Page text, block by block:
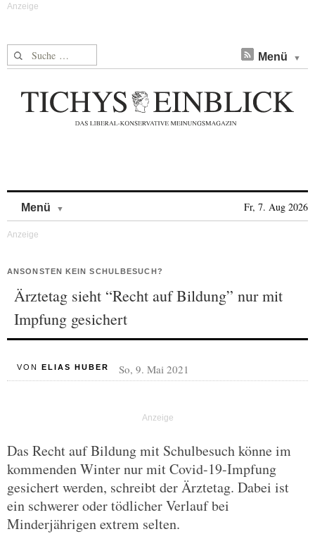
Suche nach: Menü
Menü Fr, 7. Aug 2026
ANSONSTEN KEIN SCHULBESUCH?
Ärztetag sieht “Recht auf Bildung” nur mit
Impfung gesichert
VON ELIAS HUBER So, 9. Mai 2021
Das Recht auf Bildung mit Schulbesuch könne im
kommenden Winter nur mit Covid-19-Impfung
gesichert werden, schreibt der Ärztetag. Dabei ist
ein schwerer oder tödlicher Verlauf bei
Minderjährigen extrem selten.